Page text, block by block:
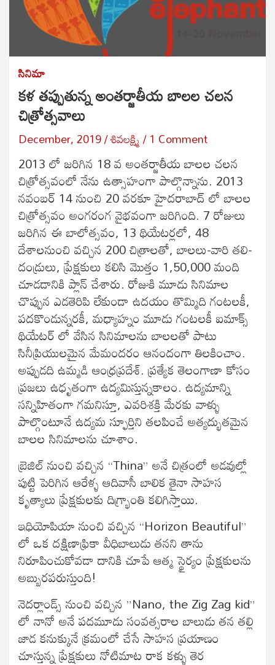
సినిమా
కళ తప్పుతున్న అంతర్జాతీయ బాలల చలన
చిత్రోత్సవాలు
December, 2019 శివలక్ష్మి 1 Comment
2013 లో జరిగిన 18 వ అంతర్జాతీయ బాలల చలన
చిత్రోత్సవంలో నేను ఉత్సాహంగా పాల్గొన్నాను. 2013
నవంబర్ 14 నుంచి 20 వరకూ హైదరాబాద్ లో బాలల
చిత్రోత్సవం అంగరంగ వైభవంగా జరిగింది. 7 రోజులు
జరిగిన ఈ బాలోత్సవం, 13 థియేటర్లలో, 48
దేశాలనుంచి వచ్చిన 200 చిత్రాలతో, బాలలు-వారి తలి-
దండ్రులు, ప్రేక్షకులు కలిసి మొత్తం 1,50,000 మంది
చూడడానికి ప్లాన్ చేశారు. రోజుకి మూడు సినిమాల
చొప్పున ఎడతెరిపి లేకుండా ఉదయం తొమ్మిది గంటలకీ,
పదకొండున్నరకీ, మధ్యాహ్నం మూడు గంటలకీ ఐమాక్స్
థియేటర్ లో వేసిన సినిమాలను బాలలతో పాటు
సినీప్రియులమైన మేమందరం ఆనందంగా తిలకించాం.
అప్పుడది ఉమ్మడి ఆంధ్రప్రదేశ్. ప్రత్యేక తెలంగాణా కోసం
ప్రజలు ఉధృతంగా ఉద్యమిస్తున్నకాలం. ఉద్యమాన్ని
సన్నిహితంగా గమనిస్తూ, ఎవరిశక్తి మేరకు వాళ్ళు
పాల్గొంటూనే ఉద్యమ స్ఫూర్తిని తలపించే అత్యద్భుతమైన
బాలల సినిమాలను చూశాం.
బ్రెజిల్ నుంచి వచ్చిన “Thina” అనే చిత్రంలో అడవుల్లో
పుట్టి పెరిగిన ఆరేళ్ళ ఆదివాసీ బాలిక తైనా సాహస
కృత్యాలు ప్రేక్షకులకు దిగ్భ్రాంతి కలిగిస్తాయి.
ఇధియోపియా నుంచి వచ్చిన “Horizon Beautiful”
లో ఒక దక్షిణాఫ్రికా వీధిబాలుడు తనని తాను
నిరూపించుకోవడా దానికి చూపే ఆత్మ స్థైర్యం ప్రేక్షకులను
అబ్బురపరుస్తుంది!
నెదర్లాండ్స్ నుంచి వచ్చిన ”Nano, the Zig Zag kid”
లో నానో అనే పదమూడు సంవత్సరాల బాలుడు తన తల్లి
జాడ కనుక్కునే క్రమంలో చేసే సాహస ప్రయాణం
చూస్తున్న ప్రేక్షకులు నోటిమాట రాక కళ్ళు తెర